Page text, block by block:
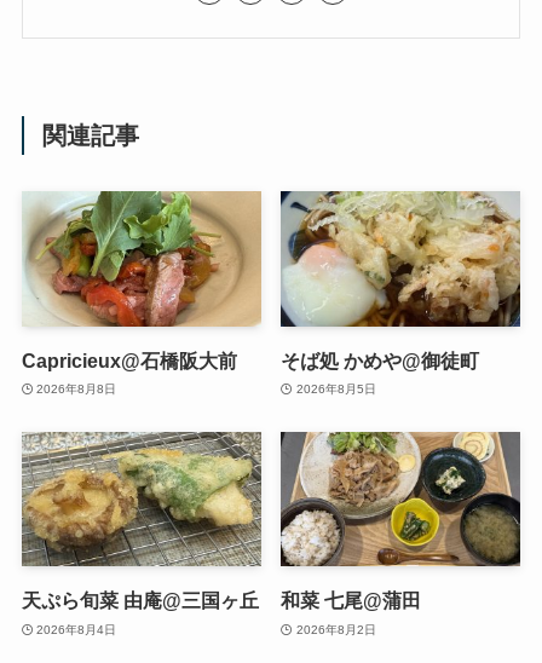
関連記事
Capricieux@石橋阪大前
2026年8月8日
そば処 かめや@御徒町
2026年8月5日
天ぷら旬菜 由庵@三国ヶ丘
2026年8月4日
和菜 七尾@蒲田
2026年8月2日